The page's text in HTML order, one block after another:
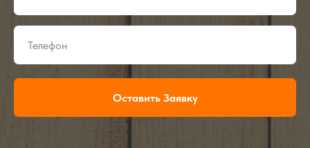
Оставить Заявку